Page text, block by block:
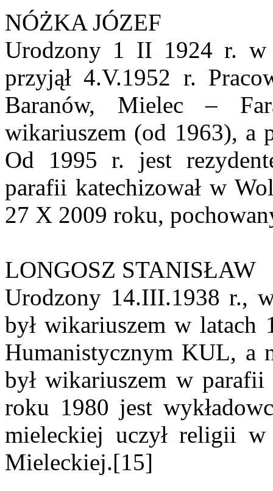
NÓŻKA JÓZEF
Urodzony 1 II 1924 r. w
przyjął 4.V.1952 r.
Baranów, Mielec –
wikariuszem (od 1963), a
Od 1995 r. jest
parafii katechizował w
27 X 2009 roku,
LONGOSZ STANISŁAW
Urodzony 14.III.1938 r.,
był wikariuszem w latach
Humanistycznym KUL, a
był wikariuszem w
roku 1980 jest
mieleckiej uczył religii
Mieleckiej.[15]